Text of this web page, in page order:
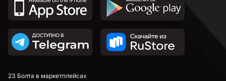
23 Болта в маркетплейсах